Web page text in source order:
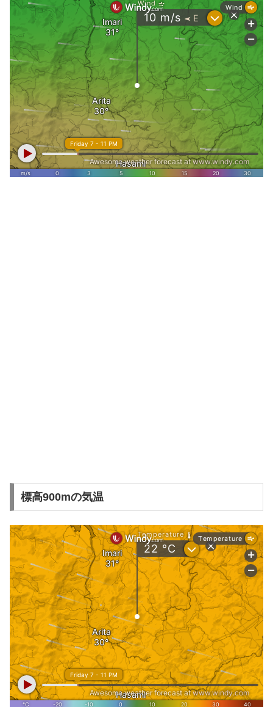
標高900mの気温